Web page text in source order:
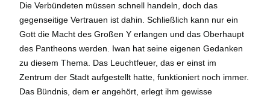
Die Verbündeten müssen schnell handeln, doch das
gegenseitige Vertrauen ist dahin. Schließlich kann nur ein
Gott die Macht des Großen Y erlangen und das Oberhaupt
des Pantheons werden. Iwan hat seine eigenen Gedanken
zu diesem Thema. Das Leuchtfeuer, das er einst im
Zentrum der Stadt aufgestellt hatte, funktioniert noch immer.
Das Bündnis, dem er angehört, erlegt ihm gewisse